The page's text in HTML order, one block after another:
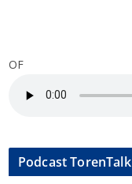
OF
Podcast TorenTalk